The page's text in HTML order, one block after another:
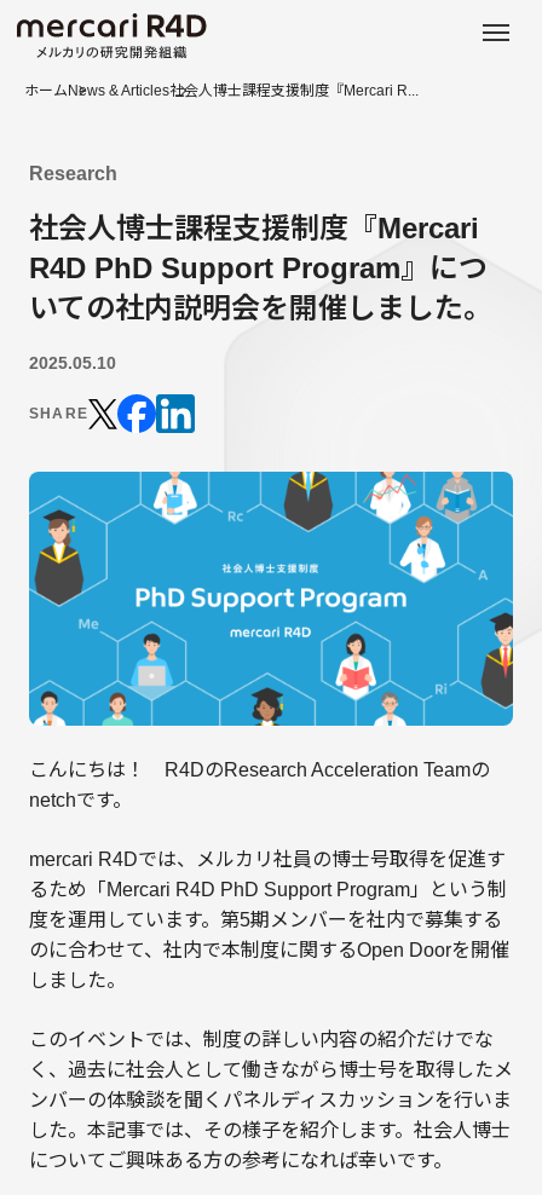
ホーム News & Articles社会人博士課程支援制度『Mercari R...
Research
社会人博士課程支援制度『Mercari
R4D PhD Support Program』につ
いての社内説明会を開催しました。
2025.05.10
SHARE
こんにちは！ R4DのResearch Acceleration Teamの
netchです。
mercari R4Dでは、メルカリ社員の博士号取得を促進す
るため「Mercari R4D PhD Support Program」という制
度を運用しています。第5期メンバーを社内で募集する
のに合わせて、社内で本制度に関するOpen Doorを開催
しました。
このイベントでは、制度の詳しい内容の紹介だけでな
く、過去に社会人として働きながら博士号を取得したメ
ンバーの体験談を聞くパネルディスカッションを行いま
した。本記事では、その様子を紹介します。社会人博士
についてご興味ある方の参考になれば幸いです。